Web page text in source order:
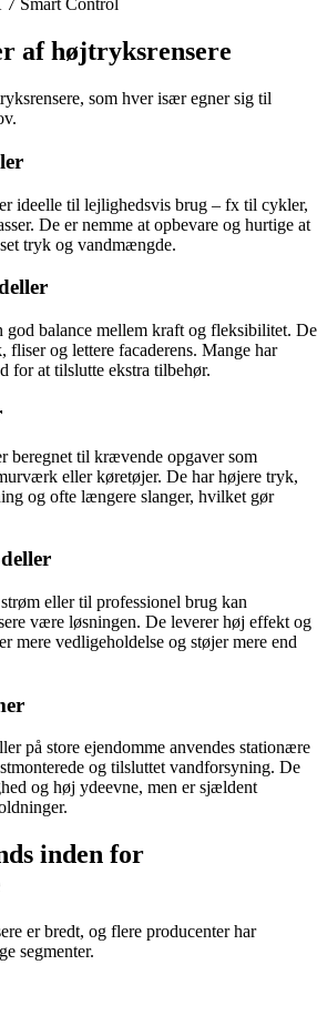
Smart Control
af højtryksrensere
som hver især egner sig til
ideelle til lejlighedsvis brug – fx til cykler,
De er nemme at opbevare og hurtige at
tryk og vandmængde.
god balance mellem kraft og fleksibilitet. De
fliser og lettere facaderens. Mange har
for at tilslutte ekstra tilbehør.
beregnet til krævende opgaver som
eller køretøjer. De har højere tryk,
og ofte længere slanger, hvilket gør
eller til professionel brug kan
være løsningen. De leverer høj effekt og
mere vedligeholdelse og støjer mere end
på store ejendomme anvendes stationære
og tilsluttet vandforsyning. De
og høj ydeevne, men er sjældent
inden for
er bredt, og flere producenter har
segmenter.